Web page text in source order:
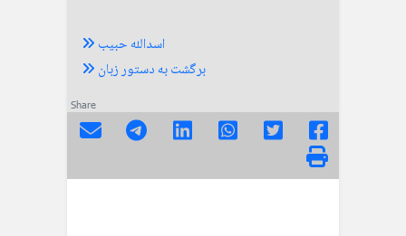
اسدالله حبیب
برگشت به دستور زبان
Share